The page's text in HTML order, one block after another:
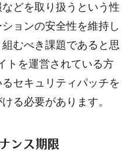
どを取り扱うという性
ョンの安全性を維持し
むべき課題であると思
トを運営されている方
セキュリティパッチを
る必要があります。
ンス期限